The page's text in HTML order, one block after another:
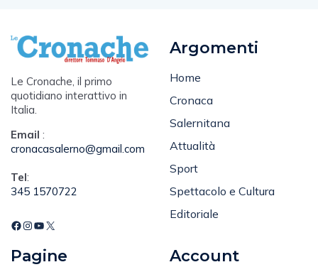
Le Cronache, il primo
quotidiano interattivo in
Italia.
Email :
cronacasalerno@gmail.com
Tel:
345 1570722
Argomenti
Home
Cronaca
Salernitana
Attualità
Sport
Spettacolo e Cultura
Editoriale
Pagine Account